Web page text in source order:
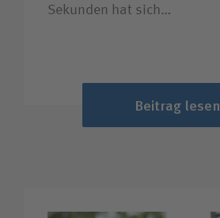
Sekunden hat sich…
Beitrag lesen